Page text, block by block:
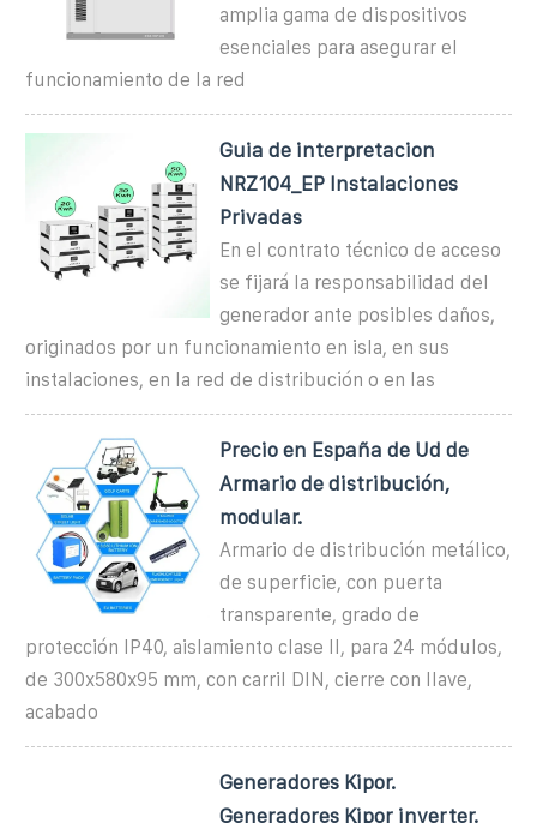
amplia gama de dispositivos
esenciales para asegurar el
funcionamiento de la red
Guia de interpretacion
NRZ104_EP Instalaciones
Privadas
En el contrato técnico de acceso
se fijará la responsabilidad del
generador ante posibles daños,
originados por un funcionamiento en isla, en sus
instalaciones, en la red de distribución o en las
Precio en España de Ud de
Armario de distribución,
modular.
Armario de distribución metálico,
de superficie, con puerta
transparente, grado de
protección IP40, aislamiento clase II, para 24 módulos,
de 300x580x95 mm, con carril DIN, cierre con llave,
acabado
Generadores Kipor.
Generadores Kipor inverter.